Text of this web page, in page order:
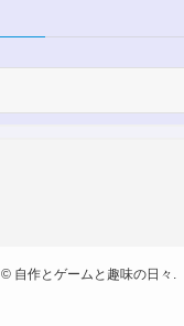
©自作とゲームと趣味の日々.